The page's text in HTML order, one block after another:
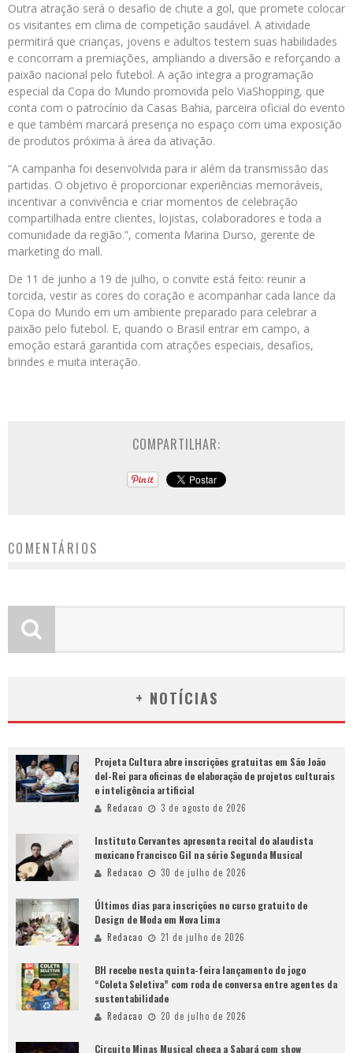
Outra atração será o desafio de chute a gol, que promete colocar
os visitantes em clima de competição saudável. A atividade
permitirá que crianças, jovens e adultos testem suas habilidades
e concorram a premiações, ampliando a diversão e reforçando a
paixão nacional pelo futebol. A ação integra a programação
especial da Copa do Mundo promovida pelo ViaShopping, que
conta com o patrocínio da Casas Bahia, parceira oficial do evento
e que também marcará presença no espaço com uma exposição
de produtos próxima à área da ativação.
“A campanha foi desenvolvida para ir além da transmissão das
partidas. O objetivo é proporcionar experiências memoráveis,
incentivar a convivência e criar momentos de celebração
compartilhada entre clientes, lojistas, colaboradores e toda a
comunidade da região.”, comenta Marina Durso, gerente de
marketing do mall.
De 11 de junho a 19 de julho, o convite está feito: reunir a
torcida, vestir as cores do coração e acompanhar cada lance da
Copa do Mundo em um ambiente preparado para celebrar a
paixão pelo futebol. E, quando o Brasil entrar em campo, a
emoção estará garantida com atrações especiais, desafios,
brindes e muita interação.
COMPARTILHAR:
COMENTÁRIOS
+ NOTÍCIAS
Projeta Cultura abre inscrições gratuitas em São João
del-Rei para oficinas de elaboração de projetos culturais
e inteligência artificial
Redacao 3 de agosto de 2026
Instituto Cervantes apresenta recital do alaudista
mexicano Francisco Gil na série Segunda Musical
Redacao 30 de julho de 2026
Últimos dias para inscrições no curso gratuito de
Design de Moda em Nova Lima
Redacao 21 de julho de 2026
BH recebe nesta quinta-feira lançamento do jogo
“Coleta Seletiva” com roda de conversa entre agentes da
sustentabilidade
Redacao 20 de julho de 2026
Circuito Minas Musical chega a Sabará com show